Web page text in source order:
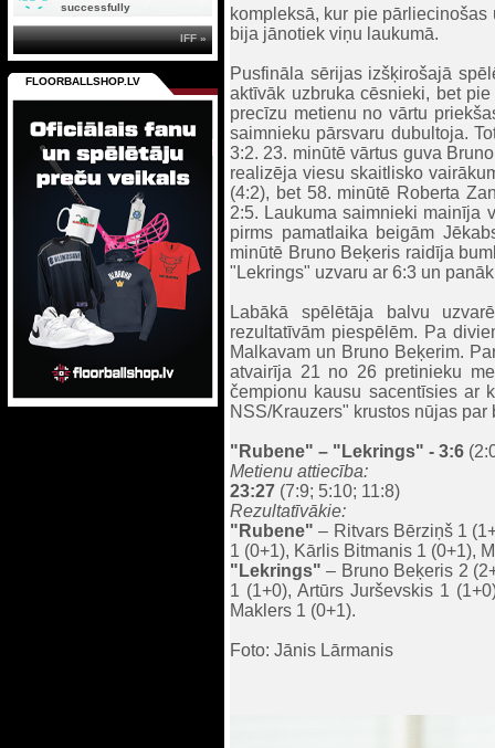
kompleksā, kur pie
bija jānotiek viņu laukumā.
Pusfināla sērijas izšķirošajā
aktīvāk uzbruka cēsnieki, bet
precīzu metienu no vārtu
saimnieku pārsvaru dubultoja.
3:2. 23. minūtē vārtus guva
realizēja viesu skaitlisko
(4:2), bet 58. minūtē Roberta
2:5. Laukuma saimnieki mainīja
pirms pamatlaika beigām
minūtē Bruno Beķeris raidīja
"Lekrings" uzvaru ar 6:3 un
Labākā spēlētāja balvu
rezultatīvām piespēlēm. Pa
Malkavam un Bruno Beķerim.
atvairīja 21 no 26 pretinieku
čempionu kausu sacentīsies ar
NSS/Krauzers" krustos nūjas par
"Rubene" – "Lekrings" - 3:6
Metienu attiecība:
23:27 (7:9; 5:10; 11:8)
Rezultatīvākie:
"Rubene" – Ritvars Bērziņš 1
1 (0+1), Kārlis Bitmanis 1 (0+1),
"Lekrings" – Bruno Beķeris 2
1 (1+0), Artūrs Jurševskis 1
Maklers 1 (0+1).
Foto: Jānis Lārmanis
successfully
IFF »
FLOORBALLSHOP.LV